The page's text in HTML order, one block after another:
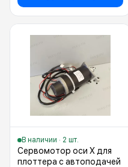
В наличии · 2 шт.
Сервомотор оси X для
плоттера с автоподачей